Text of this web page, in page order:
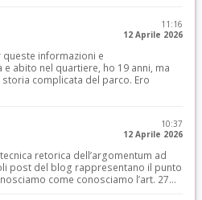
11:16
12 Aprile 2026
queste informazioni e
abito nel quartiere, ho 19 anni, ma
complicata del parco. Ero
10:37
12 Aprile 2026
retorica dell’argomentum ad
post del blog rappresentano il punto
come conosciamo l’art. 27...